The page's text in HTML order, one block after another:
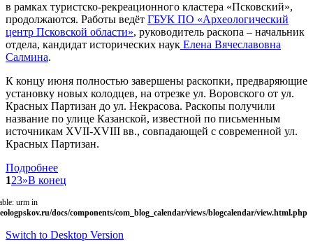
в рамках туристско-рекреационного кластера «Псковский»,
продолжаются. Работы ведёт ГБУК ПО «Археологический
центр Псковской области», руководитель раскопа – начальник
отдела, кандидат исторических наук Елена Вячеславовна
Салмина.
К концу июня полностью завершены раскопки, предваряющие
установку новых колодцев, на отрезке ул. Воровского от ул.
Красных Партизан до ул. Некрасова. Раскопы получили
название по улице Казанской, известной по письменным
источникам XVII-XVIII вв., совпадающей с современной ул.
Красных Партизан.
Подробнее
123»В конец
urm in
docs/components/com_blog_calendar/views/blogcalendar/view.html.php
Switch to Desktop Version